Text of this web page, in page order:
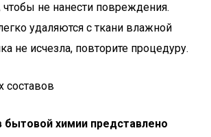
не нанести повреждения.
удаляются с ткани влажной
не исчезла, повторите процедуру.
составов
бытовой химии представлено